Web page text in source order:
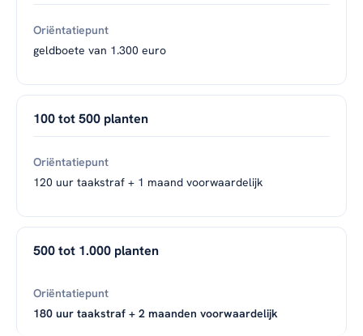
geldboete van 1.300 euro
100 tot 500 planten
120 uur taakstraf + 1 maand voorwaardelijk
500 tot 1.000 planten
180 uur taakstraf + 2 maanden voorwaardelijk